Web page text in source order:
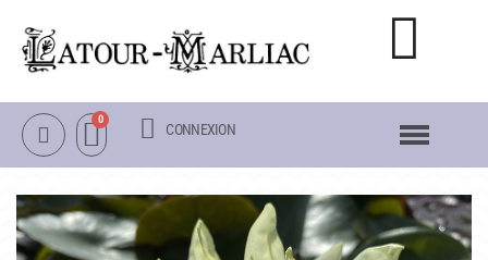
NOTRE CATALOGUE
NÉNUPHARS RUSTIQUES
NÉNUPHARS TROPICAUX
CONNEXION